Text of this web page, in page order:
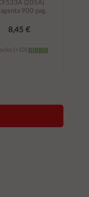
(205A)
900 pag.
8,45 €
(+10)